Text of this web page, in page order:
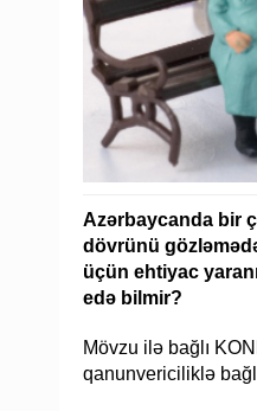
Azərbaycanda bir
dövrünü
üçün ehtiyac
edə bilmir?
Mövzu ilə bağlı
qanunvericiliklə